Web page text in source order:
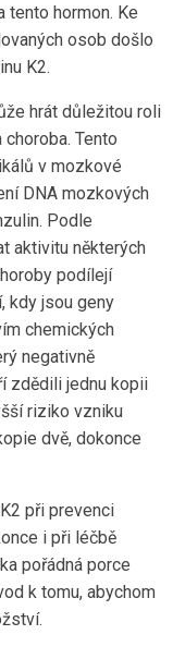
tento hormon. Ke
osob došlo
K2.
hrát důležitou roli
Tento
v mozkové
DNA mozkových
Podle
aktivitu některých
podílejí
kdy jsou geny
chemických
negativně
zdědili jednu kopii
riziko vzniku
dvě, dokonce
při prevenci
i při léčbě
pořádná porce
k tomu, abychom